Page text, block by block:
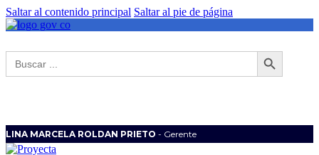
Saltar al contenido principal Saltar al pie de página
Buscar: Botón de búsqueda
LINA MARCELA ROLDAN PRIETO - Gerente